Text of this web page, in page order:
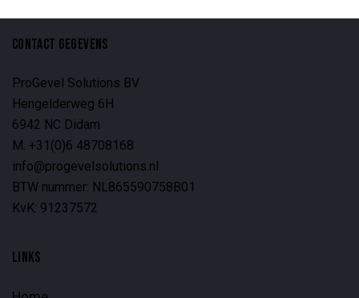
CONTACT GEGEVENS
ProGevel Solutions BV
Hengelderweg 6H
6942 NC Didam
M. +31(0)6 48708168
info@progevelsolutions.nl
BTW nummer: NL865590758B01
KvK: 91237572
LINKS